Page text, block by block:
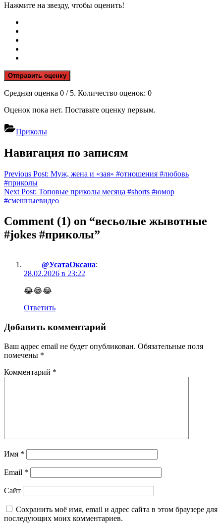
Нажмите на звезду, чтобы оценить!
Отправить оценку
Средняя оценка 0 / 5. Количество оценок: 0
Оценок пока нет. Поставьте оценку первым.
Приколы
Навигация по записям
Previous Post: Муж, жена и «зая» #отношения #любовь
#приколы
Next Post: Топовые приколы месяца #shorts #юмор
#смешныевидео
Comment (1) on “весьолые жывотные
#jokes #приколы”
@УсатаОксана:
28.02.2026 в 23:22
😂😂😂
Ответить
Добавить комментарий
Ваш адрес email не будет опубликован. Обязательные поля
помечены *
Комментарий *
Имя *
Email *
Сайт
Сохранить моё имя, email и адрес сайта в этом браузере для
последующих моих комментариев.